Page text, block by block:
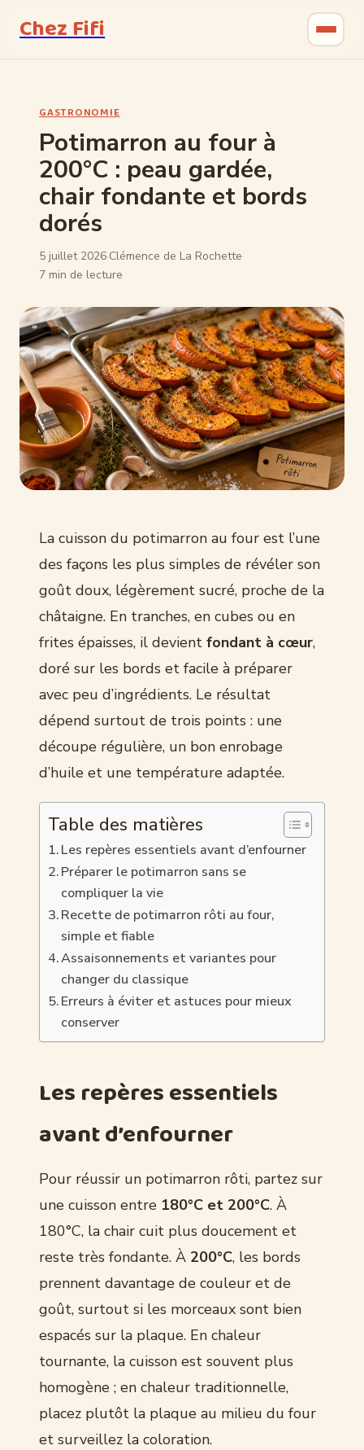
Chez Fifi
Bricolage
Jardinage
Maison & Déco
GASTRONOMIE
Potimarron au four à
200°C : peau gardée,
chair fondante et bords
dorés
5 juillet 2026·Clémence de La Rochette·
7 min de lecture
La cuisson du potimarron au four est l’une
des façons les plus simples de révéler son
goût doux, légèrement sucré, proche de la
châtaigne. En tranches, en cubes ou en
frites épaisses, il devient fondant à cœur,
doré sur les bords et facile à préparer
avec peu d’ingrédients. Le résultat
dépend surtout de trois points : une
découpe régulière, un bon enrobage
d’huile et une température adaptée.
Table des matières
Les repères essentiels avant d’enfourner
Préparer le potimarron sans se
compliquer la vie
Recette de potimarron rôti au four,
simple et fiable
Assaisonnements et variantes pour
changer du classique
Erreurs à éviter et astuces pour mieux
conserver
Les repères essentiels
avant d’enfourner
Pour réussir un potimarron rôti, partez sur
une cuisson entre 180°C et 200°C. À
180°C, la chair cuit plus doucement et
reste très fondante. À 200°C, les bords
prennent davantage de couleur et de
goût, surtout si les morceaux sont bien
espacés sur la plaque. En chaleur
tournante, la cuisson est souvent plus
homogène ; en chaleur traditionnelle,
placez plutôt la plaque au milieu du four
et surveillez la coloration.